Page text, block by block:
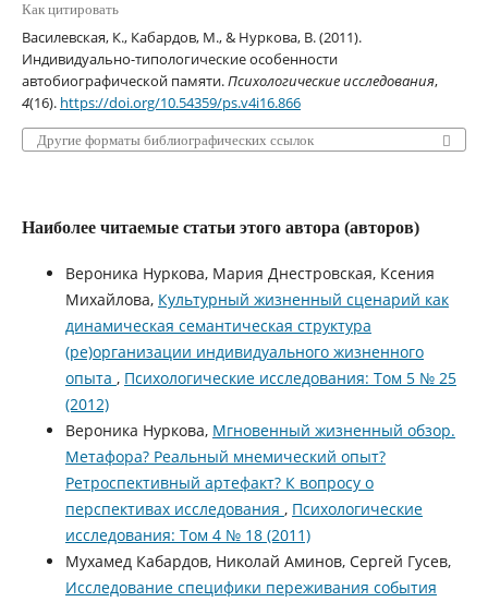
Как цитировать
Василевская, К., Кабардов, М., & Нуркова, В. (2011).
Индивидуально-типологические особенности
автобиографической памяти.Психологические исследования,
4(16). https://doi.org/10.54359/ps.v4i16.866
Другие форматы библиографических ссылок
Наиболее читаемые статьи этого автора (авторов)
Вероника Нуркова, Мария Днестровская, Ксения
Михайлова, Культурный жизненный сценарий как
динамическая семантическая структура
(ре)организации индивидуального жизненного
опыта , Психологические исследования: Том 5 № 25
(2012)
Вероника Нуркова, Мгновенный жизненный обзор.
Метафора? Реальный мнемический опыт?
Ретроспективный артефакт? К вопросу о
перспективах исследования , Психологические
исследования: Том 4 № 18 (2011)
Мухамед Кабардов, Николай Аминов, Сергей Гусев,
Исследование специфики переживания события